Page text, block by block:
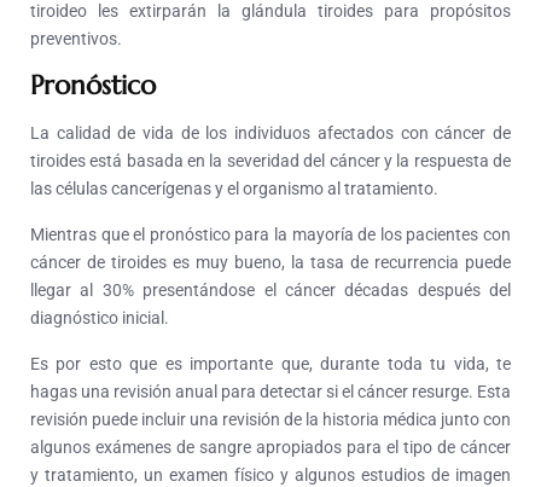
tiroideo les extirparán la glándula tiroides para propósitos
preventivos.
Pronóstico
La calidad de vida de los individuos afectados con cáncer de
tiroides está basada en la severidad del cáncer y la respuesta de
las células cancerígenas y el organismo al tratamiento.
Mientras que el pronóstico para la mayoría de los pacientes con
cáncer de tiroides es muy bueno, la tasa de recurrencia puede
llegar al 30% presentándose el cáncer décadas después del
diagnóstico inicial.
Es por esto que es importante que, durante toda tu vida, te
hagas una revisión anual para detectar si el cáncer resurge. Esta
revisión puede incluir una revisión de la historia médica junto con
algunos exámenes de sangre apropiados para el tipo de cáncer
y tratamiento, un examen físico y algunos estudios de imagen